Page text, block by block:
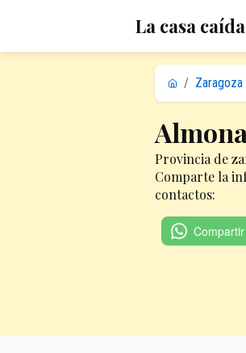
La casa caída
/ Zaragoza
Provincia de
Comparte la
contactos: